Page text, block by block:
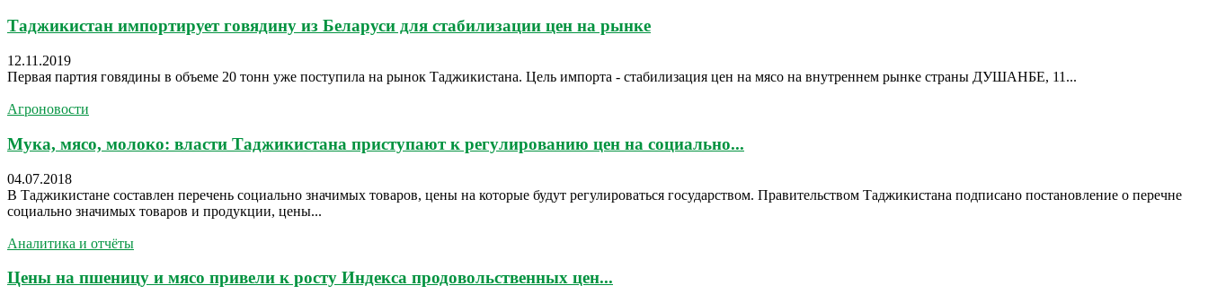
Таджикистан импортирует говядину из Беларуси для стабилизации цен на рынке
12.11.2019
Первая партия говядины в объеме 20 тонн уже поступила на рынок Таджикистана. Цель импорта - стабилизация цен на мясо на внутреннем рынке страны ДУШАНБЕ, 11...
Агроновости
Мука, мясо, молоко: власти Таджикистана приступают к регулированию цен на социально...
04.07.2018
В Таджикистане составлен перечень социально значимых товаров, цены на которые будут регулироваться государством. Правительством Таджикистана подписано постановление о перечне
социально значимых товаров и продукции, цены...
Аналитика и отчёты
Цены на пшеницу и мясо привели к росту Индекса продовольственных цен...